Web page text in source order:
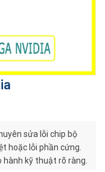
sửa lỗi chip bộ
hoặc lỗi phần cứng.
hành kỹ thuật rõ ràng.